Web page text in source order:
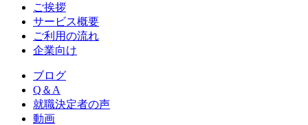
ご挨拶
サービス概要
ご利用の流れ
企業向け
ブログ
Q＆A
就職決定者の声
動画